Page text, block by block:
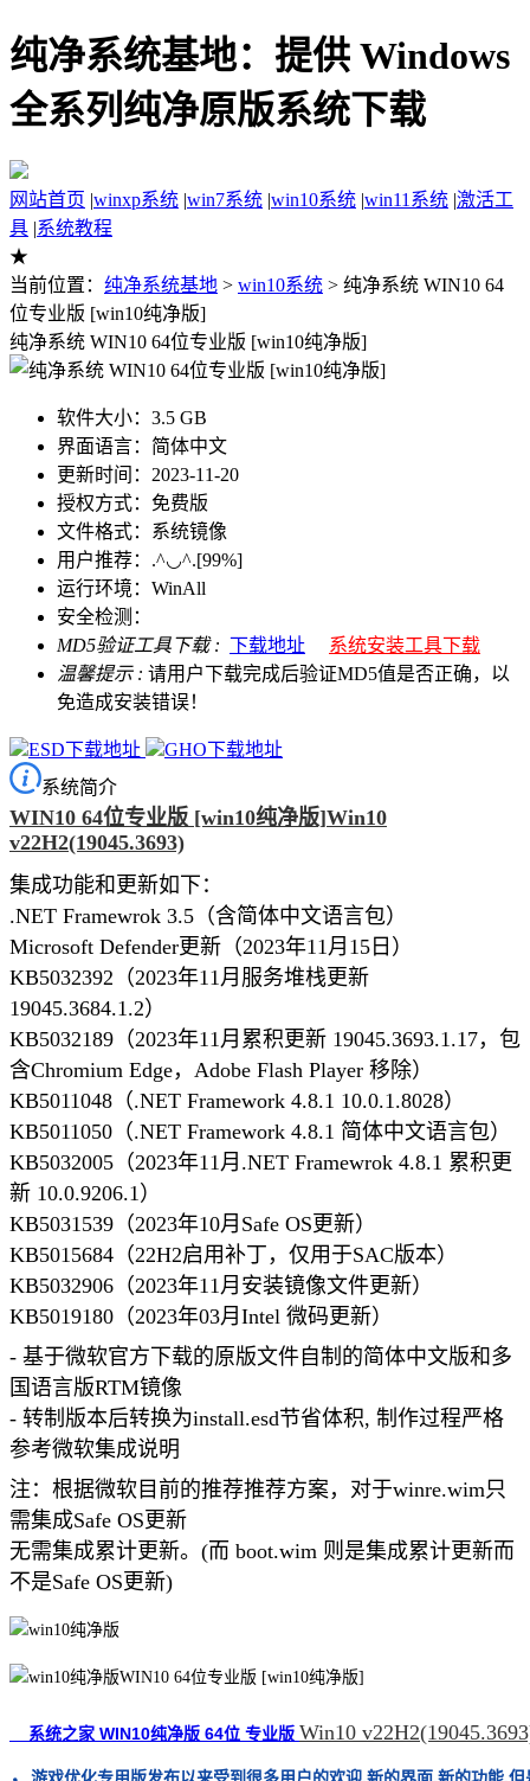
纯净系统基地：提供 Windows
全系列纯净原版系统下载
网站首页 |winxp系统 |win7系统 |win10系统 |win11系统 |激活工
具 |系统教程
★
当前位置： 纯净系统基地 > win10系统 > 纯净系统 WIN10 64
位专业版 [win10纯净版]
纯净系统 WIN10 64位专业版 [win10纯净版]
软件大小：3.5 GB
界面语言：简体中文
更新时间：2023-11-20
授权方式：免费版
文件格式：系统镜像
用户推荐：.^◡^.[99%]
运行环境：WinAll
安全检测：
MD5验证工具下载 : 下载地址
系统安装工具下载
温馨提示 : 请用户下载完成后验证MD5值是否正确，以
免造成安装错误！
ESD下载地址
GHO下载地址
系统简介
WIN10 64位专业版 [win10纯净版]Win10
v22H2(19045.3693)
集成功能和更新如下：
.NET Framewrok 3.5（含简体中文语言包）
Microsoft Defender更新（2023年11月15日）
KB5032392（2023年11月服务堆栈更新
19045.3684.1.2）
KB5032189（2023年11月累积更新 19045.3693.1.17，包
含Chromium Edge，Adobe Flash Player 移除）
KB5011048（.NET Framework 4.8.1 10.0.1.8028）
KB5011050（.NET Framework 4.8.1 简体中文语言包）
KB5032005（2023年11月.NET Framewrok 4.8.1 累积更
新 10.0.9206.1）
KB5031539（2023年10月Safe OS更新）
KB5015684（22H2启用补丁，仅用于SAC版本）
KB5032906（2023年11月安装镜像文件更新）
KB5019180（2023年03月Intel 微码更新）
- 基于微软官方下载的原版文件自制的简体中文版和多
国语言版RTM镜像
- 转制版本后转换为install.esd节省体积, 制作过程严格
参考微软集成说明
注：根据微软目前的推荐推荐方案，对于winre.wim只
需集成Safe OS更新
无需集成累计更新。(而 boot.wim 则是集成累计更新而
不是Safe OS更新)
系统之家 WIN10纯净版 64位 专业版 Win10
，